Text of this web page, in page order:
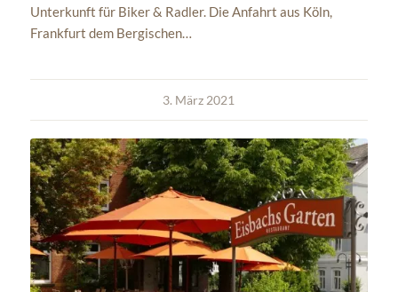
Unterkunft für Biker & Radler. Die Anfahrt aus Köln,
Frankfurt dem Bergischen…
3. März 2021